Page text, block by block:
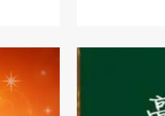
币429000元）
箱（价值人民